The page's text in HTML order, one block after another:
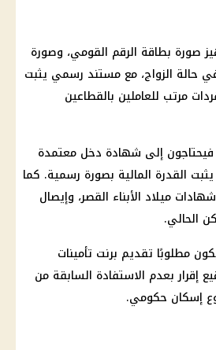
صورة بطاقة الرقم القومي، وصورة
حالة الزواج، مع مستند رسمي يثبت
مرتب للعاملين بالقطاعين
فيحتاجون إلى شهادة دخل معتمدة
القدرة المالية بصورة رسمية. كما
شهادات ميلاد الأبناء القصر، وإيصال
الحالي.
مطلوبًا تقديم برنت تأمينات
إقرار بعدم الاستفادة السابقة من
إسكان حكومي.